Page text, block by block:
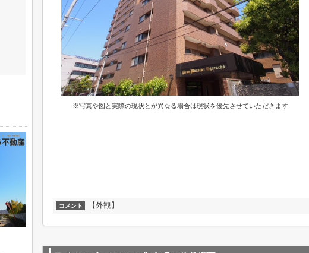
※写真や図と実際の現状とが異なる場合は現状を優先させていただきます
コメント 【外観】